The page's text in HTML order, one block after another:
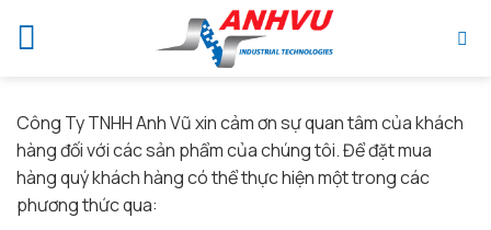
Công Ty TNHH Anh Vũ xin cảm ơn sự quan tâm của khách
hàng đối với các sản phẩm của chúng tôi. Để đặt mua
hàng quý khách hàng có thể thực hiện một trong các
phương thức qua: